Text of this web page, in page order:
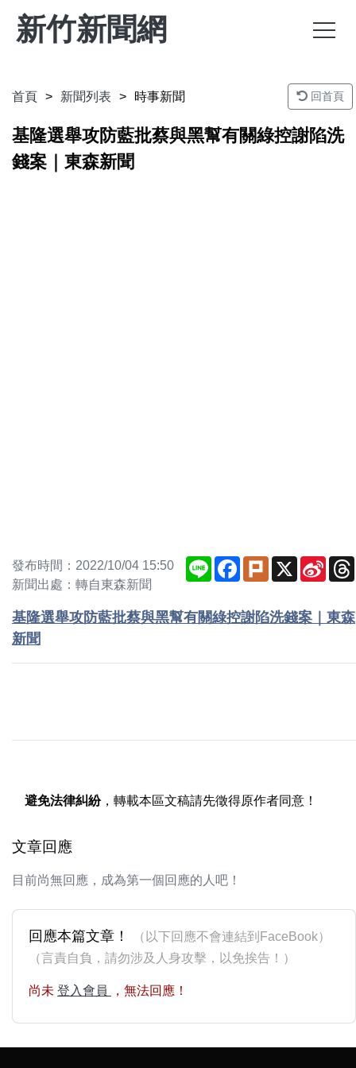
新竹新聞網
首頁 新聞列表 時事新聞 回首頁
基隆選舉攻防藍批蔡與黑幫有關綠控謝陷洗
錢案｜東森新聞
發布時間：2022/10/04 15:50
新聞出處：轉自東森新聞
Line Facebook
Plurk X
Sina
基隆選舉攻防藍批蔡與黑幫有關綠控謝陷洗錢案｜東森
新聞
避免法律糾紛，轉載本區文稿請先徵得原作者同意！
文章回應
目前尚無回應，成為第一個回應的人吧！
回應本篇文章！
（以下回應不會連結到FaceBook）
（言責自負，請勿涉及人身攻擊，以免挨告！）
尚未 登入會員 ，無法回應！